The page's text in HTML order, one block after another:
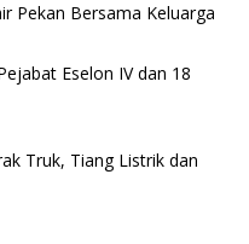
Pekan Bersama Keluarga
Eselon IV dan 18
Truk, Tiang Listrik dan